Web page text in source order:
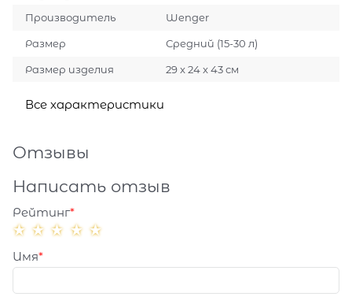
Производитель Wenger
Размер Средний (15-30 л)
Размер изделия 29 x 24 x 43 см
Все характеристики
Отзывы
Написать отзыв
Рейтинг
Имя